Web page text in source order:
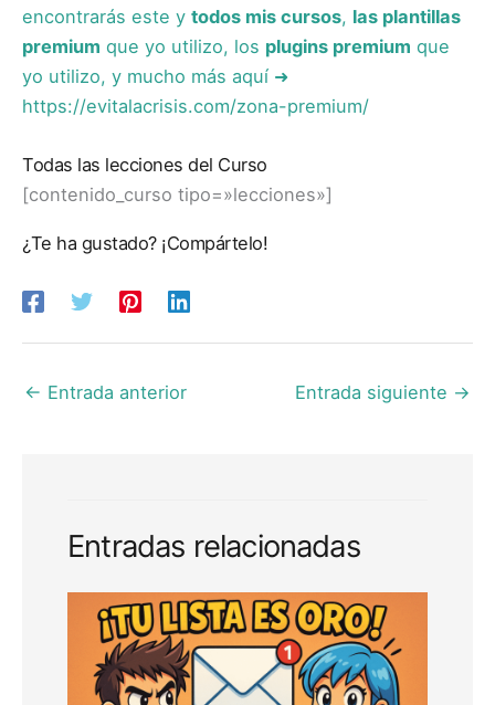
encontrarás este y todos mis cursos, las plantillas
premium que yo utilizo, los plugins premium que
yo utilizo, y mucho más aquí ➜
https://evitalacrisis.com/zona-premium/
Todas las lecciones del Curso
[contenido_curso tipo=»lecciones»]
¿Te ha gustado? ¡Compártelo!
← Entrada anterior Entrada siguiente →
Entradas relacionadas